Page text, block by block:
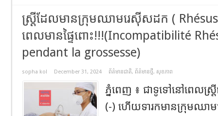
ស្ត្រីដែលមានក្រុមឈាមរេស៊ីសដក ( Rhésus
ពេលមានផ្ទៃពោះ!!!(Incompatibilité
pendant la grossesse)
sopha kol December 31, 2024 ព័ត៌មានជាតិ, ព័ត៌មានថ្មី, សុខភាព
ភ្នំពេញ ៖ ជាទូទៅនៅពេលស្
(-) ហើយទារកមានក្រុមឈាម